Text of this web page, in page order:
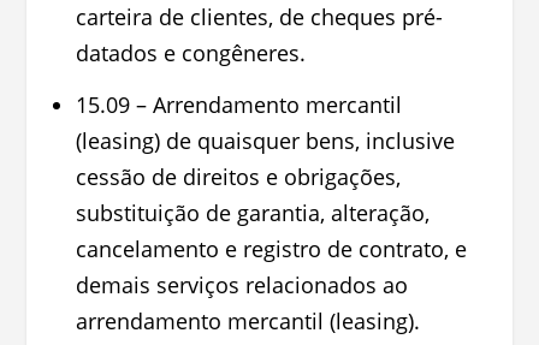
carteira de clientes, de cheques pré-
datados e congêneres.
15.09 – Arrendamento mercantil
(leasing) de quaisquer bens, inclusive
cessão de direitos e obrigações,
substituição de garantia, alteração,
cancelamento e registro de contrato, e
demais serviços relacionados ao
arrendamento mercantil (leasing).